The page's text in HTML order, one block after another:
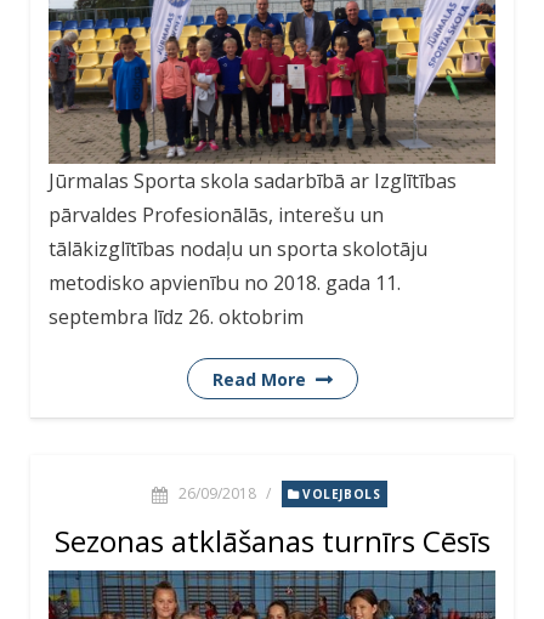
Jūrmalas Sporta skola sadarbībā ar Izglītības
pārvaldes Profesionālās, interešu un
tālākizglītības nodaļu un sporta skolotāju
metodisko apvienību no 2018. gada 11.
septembra līdz 26. oktobrim
Read More
26/09/2018 / VOLEJBOLS
Sezonas atklāšanas turnīrs Cēsīs